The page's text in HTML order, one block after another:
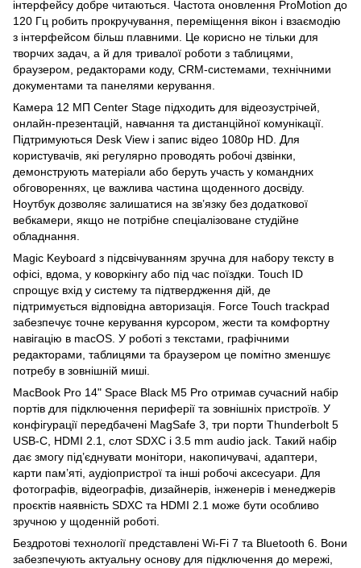
інтерфейсу добре читаються. Частота оновлення ProMotion до
120 Гц робить прокручування, переміщення вікон і взаємодію
з інтерфейсом більш плавними. Це корисно не тільки для
творчих задач, а й для тривалої роботи з таблицями,
браузером, редакторами коду, CRM-системами, технічними
документами та панелями керування.
Камера 12 МП Center Stage підходить для відеозустрічей,
онлайн-презентацій, навчання та дистанційної комунікації.
Підтримуються Desk View і запис відео 1080p HD. Для
користувачів, які регулярно проводять робочі дзвінки,
демонструють матеріали або беруть участь у командних
обговореннях, це важлива частина щоденного досвіду.
Ноутбук дозволяє залишатися на зв’язку без додаткової
вебкамери, якщо не потрібне спеціалізоване студійне
обладнання.
Magic Keyboard з підсвічуванням зручна для набору тексту в
офісі, вдома, у коворкінгу або під час поїздки. Touch ID
спрощує вхід у систему та підтвердження дій, де
підтримується відповідна авторизація. Force Touch trackpad
забезпечує точне керування курсором, жести та комфортну
навігацію в macOS. У роботі з текстами, графічними
редакторами, таблицями та браузером це помітно зменшує
потребу в зовнішній миші.
MacBook Pro 14" Space Black M5 Pro отримав сучасний набір
портів для підключення периферії та зовнішніх пристроїв. У
конфігурації передбачені MagSafe 3, три порти Thunderbolt 5
USB-C, HDMI 2.1, слот SDXC і 3.5 mm audio jack. Такий набір
дає змогу під’єднувати монітори, накопичувачі, адаптери,
карти пам’яті, аудіопристрої та інші робочі аксесуари. Для
фотографів, відеографів, дизайнерів, інженерів і менеджерів
проєктів наявність SDXC та HDMI 2.1 може бути особливо
зручною у щоденній роботі.
Бездротові технології представлені Wi-Fi 7 та Bluetooth 6. Вони
забезпечують актуальну основу для підключення до мережі,